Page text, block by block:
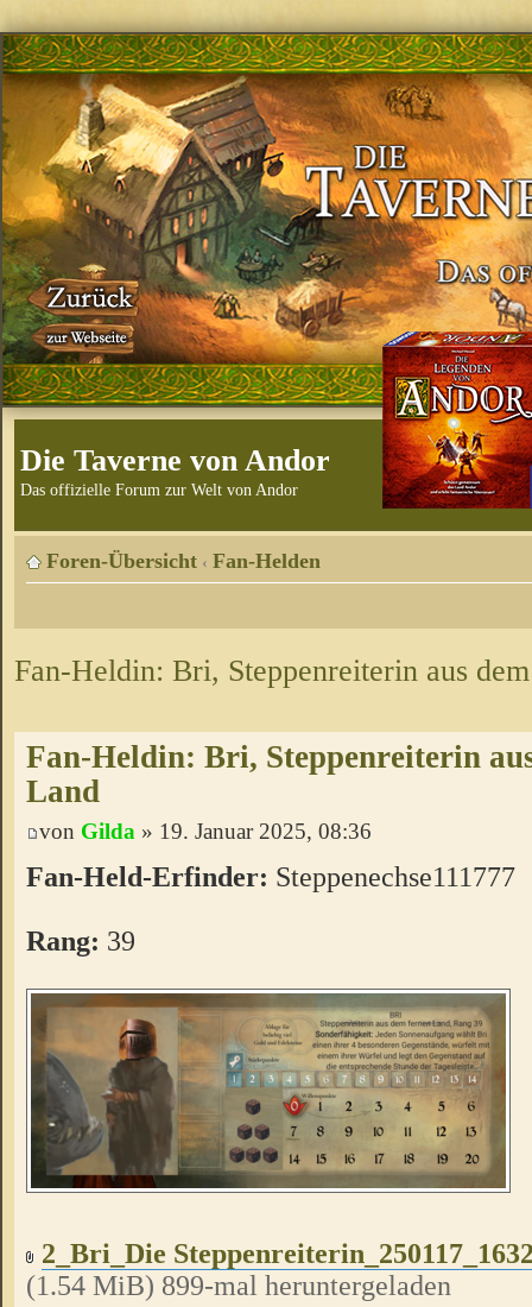
Die Taverne von Andor
Das offizielle Forum zur Welt von Andor
Foren-Übersicht ‹ Fan-Helden
Fan-Heldin: Bri, Steppenreiterin aus
Fan-Heldin: Bri, Steppenreiterin
Land
von Gilda » 19. Januar 2025, 08:36
Fan-Held-Erfinder: Steppenechse111777
Rang: 39
2_Bri_Die
(1.54 MiB) 899-mal heruntergeladen